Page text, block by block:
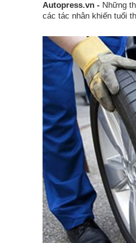
Autopress.vn - Những
các tác nhân khiến tuổi